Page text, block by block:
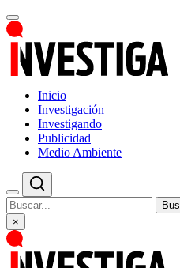
Inicio
Investigación
Investigando
Publicidad
Medio Ambiente
×